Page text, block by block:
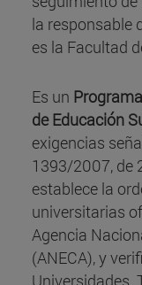
la responsable
es la Facultad
Es un
de Educación
exigencias
1393/2007, de
establece la
universitarias
Agencia
(ANECA), y
Universidades.